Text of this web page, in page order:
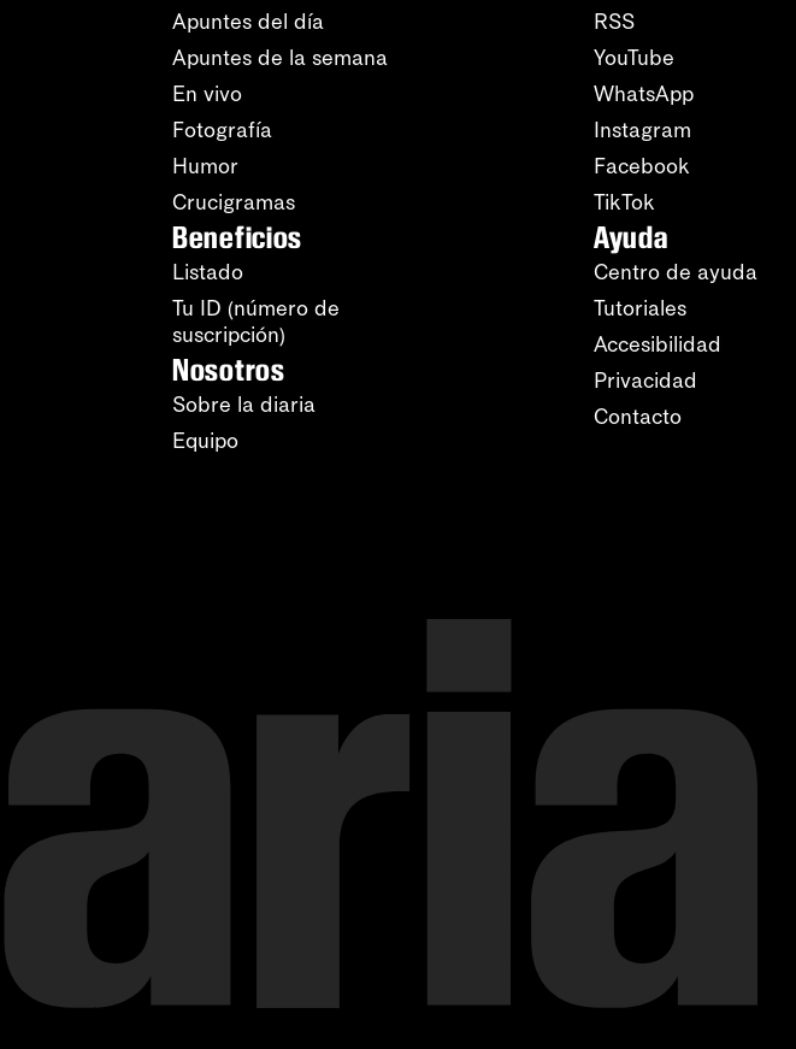
Apuntes del día
Apuntes de la semana
En vivo
Fotografía
Humor
Crucigramas
Beneficios
Listado
Tu ID (número de
suscripción)
Nosotros
Sobre la diaria
Equipo
RSS
YouTube
WhatsApp
Instagram
Facebook
TikTok
Ayuda
Centro de ayuda
Tutoriales
Accesibilidad
Privacidad
Contacto